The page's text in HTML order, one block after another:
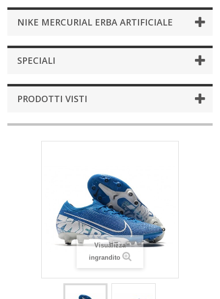
NIKE MERCURIAL ERBA ARTIFICIALE
SPECIALI
PRODOTTI VISTI
Visualizza
ingrandito